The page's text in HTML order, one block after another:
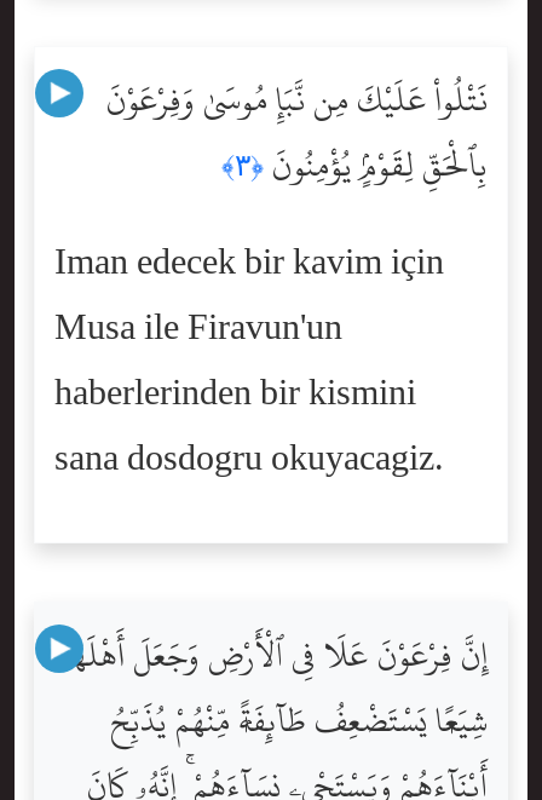
نَتْلُواْ عَلَيْكَ مِن نَّبَإِ مُوسَىٰ وَفِرْعَوْنَ
بِٱلْحَقِّ لِقَوْمٍۢ يُؤْمِنُونَ ﴿٣﴾
Iman edecek bir kavim için
Musa ile Firavun'un
haberlerinden bir kismini
sana dosdogru okuyacagiz.
إِنَّ فِرْعَوْنَ عَلَا فِى ٱلْأَرْضِ وَجَعَلَ أَهْلَهَا
شِيَعًۭا يَسْتَضْعِفُ طَآئِفَةًۭ مِّنْهُمْ يُذَبِّحُ
أَبْنَآءَهُمْ وَيَسْتَحْىِۦ نِسَآءَهُمْ ۚ إِنَّهُۥ كَانَ